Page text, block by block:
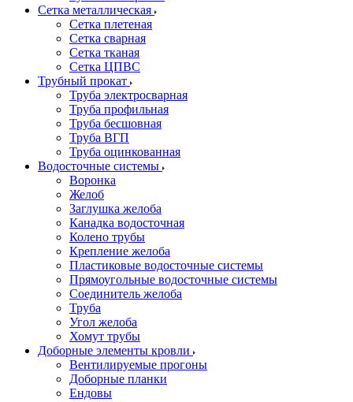
Сетка металлическая
Сетка плетеная
Сетка сварная
Сетка тканая
Сетка ЦПВС
Трубный прокат
Труба электросварная
Труба профильная
Труба бесшовная
Труба ВГП
Труба оцинкованная
Водосточные системы
Воронка
Желоб
Заглушка желоба
Канадка водосточная
Колено трубы
Крепление желоба
Пластиковые водосточные системы
Прямоугольные водосточные системы
Соединитель желоба
Труба
Угол желоба
Хомут трубы
Доборные элементы кровли
Вентилируемые прогоны
Доборные планки
Ендовы